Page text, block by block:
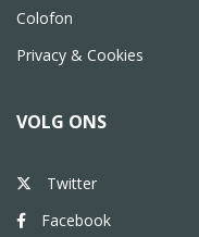
Colofon
Privacy & Cookies
VOLG ONS
Twitter
Facebook